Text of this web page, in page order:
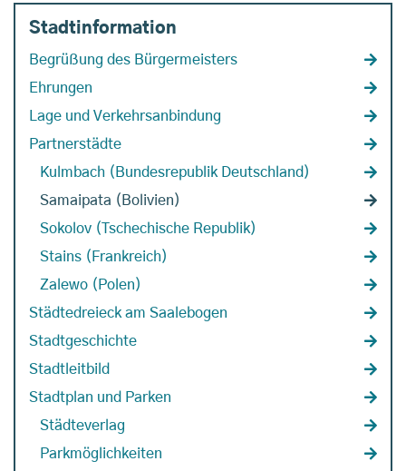
Stadtinformation
Begrüßung des Bürgermeisters
Ehrungen
Lage und Verkehrsanbindung
Partnerstädte
Kulmbach (Bundesrepublik Deutschland)
Samaipata (Bolivien)
Sokolov (Tschechische Republik)
Stains (Frankreich)
Zalewo (Polen)
Städtedreieck am Saalebogen
Stadtgeschichte
Stadtleitbild
Stadtplan und Parken
Städteverlag
Parkmöglichkeiten